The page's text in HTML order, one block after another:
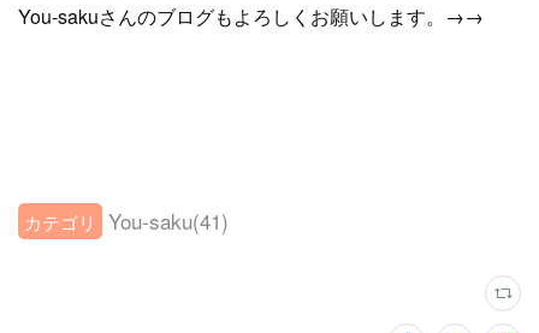
You-sakuさんのブログもよろしくお願いします。→→
You-saku(41)